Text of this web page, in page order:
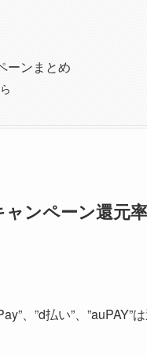
ーンまとめ
ンペーン還元
、”d払い”、